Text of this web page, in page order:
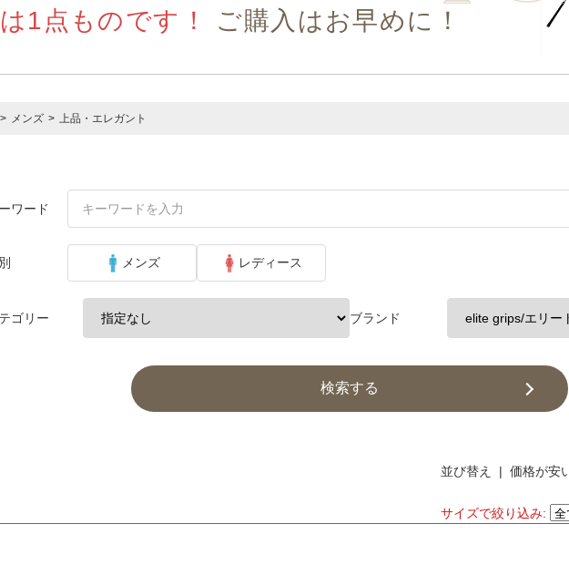
1点ものです！ ご購入はお早めに！
> メンズ > 上品・エレガント
ワード
メンズ レディース
ゴリー ブランド
検索する
並び替え | 価格が安
サイズで絞り込み: